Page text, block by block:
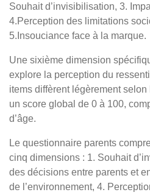
Souhait d’invisibilisation, 3.
4.Perception des limitations
5.Insouciance face à la marque.
Une sixième dimension
explore la perception du
items diffèrent légèrement
un score global de 0 à 100,
d’âge.
Le questionnaire parents
cinq dimensions : 1. Souhait
des décisions entre parents et
de l’environnement, 4.